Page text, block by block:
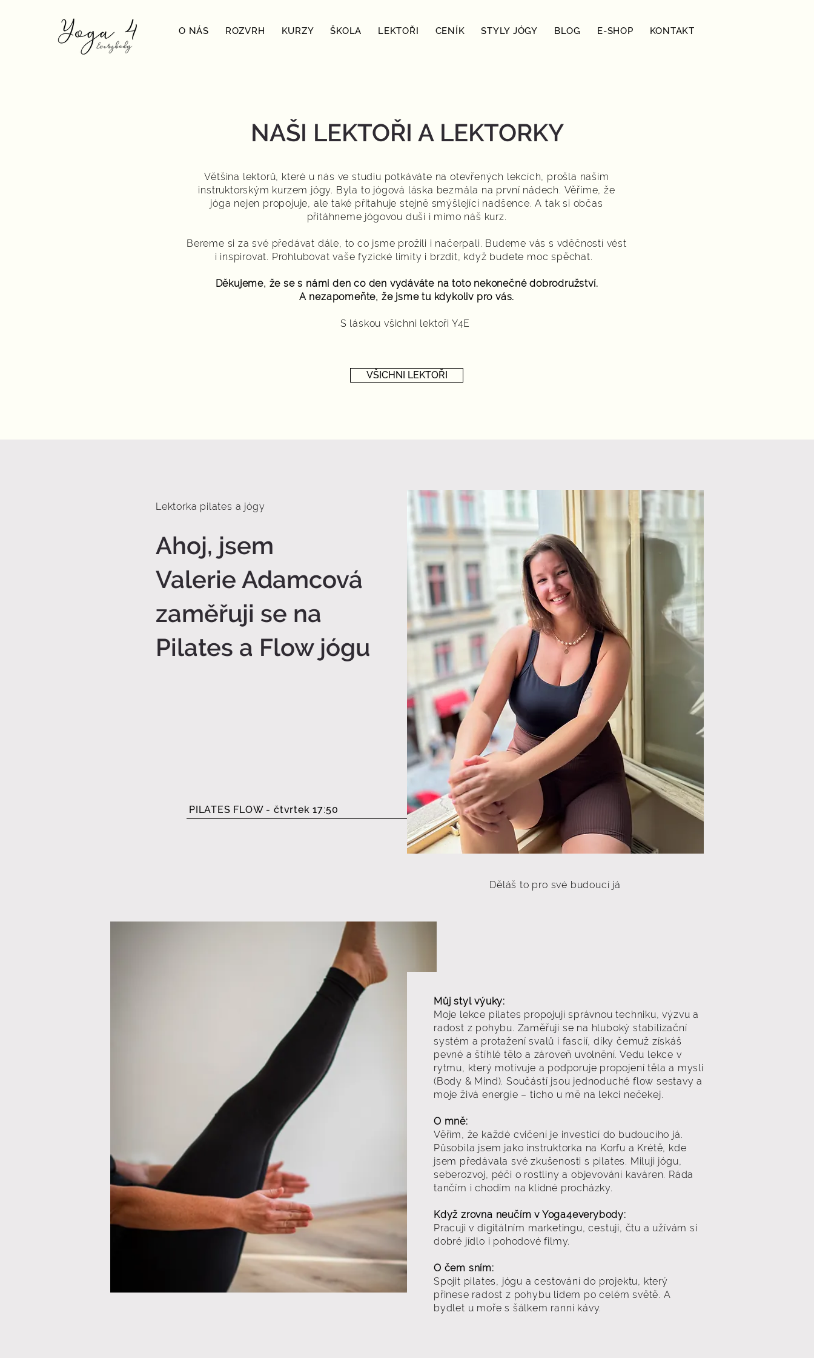
O NÁS ROZVRH KURZY ŠKOLA LEKTOŘI CENÍK STYLY JÓGY BLOG E-SHOP KONTAKT
NAŠI LEKTOŘI A LEKTORKY
Většina lektorů, které u nás ve studiu potkáváte na otevřených lekcích, prošla naším
instruktorským kurzem jógy. Byla to jógová láska bezmála na první nádech. Věříme, že
jóga nejen propojuje, ale také přitahuje stejně smýšlející nadšence. A tak si občas
přitáhneme jógovou duši i mimo náš kurz.
Bereme si za své předávat dále, to co jsme prožili i načerpali. Budeme vás s vděčností vést
i inspirovat. Prohlubovat vaše fyzické limity i brzdit, když budete moc spěchat.
Děkujeme, že se s námi den co den vydáváte na toto nekonečné dobrodružství.
A nezapomeňte, že jsme tu kdykoliv pro vás.
S láskou všichni lektoři Y4E
VŠICHNI LEKTOŘI
Lektorka pilates a jógy
Ahoj, jsem
Valerie Adamcová
zaměřuji se na
Pilates a Flow jógu
Děláš to pro své budoucí já
PILATES FLOW - čtvrtek 17:50
Můj styl výuky:
Moje lekce pilates propojují správnou techniku, výzvu a
radost z pohybu. Zaměřuji se na hluboký stabilizační
systém a protažení svalů i fascií, díky čemuž získáš
pevné a štíhlé tělo a zároveň uvolnění. Vedu lekce v
rytmu, který motivuje a podporuje propojení těla a mysli
(Body & Mind). Součástí jsou jednoduché flow sestavy a
moje živá energie – ticho u mě na lekci nečekej.
O mně:
Věřím, že každé cvičení je investicí do budoucího já.
Působila jsem jako instruktorka na Korfu a Krétě, kde
jsem předávala své zkušenosti s pilates. Miluji jógu,
seberozvoj, péči o rostliny a objevování kaváren. Ráda
tančím i chodím na klidné procházky.
Když zrovna neučím v Yoga4everybody:
Pracuji v digitálním marketingu, cestuji, čtu a užívám si
dobré jídlo i pohodové filmy.
O čem sním:
Spojit pilates, jógu a cestování do projektu, který
přinese radost z pohybu lidem po celém světě. A
bydlet u moře s šálkem ranní kávy.